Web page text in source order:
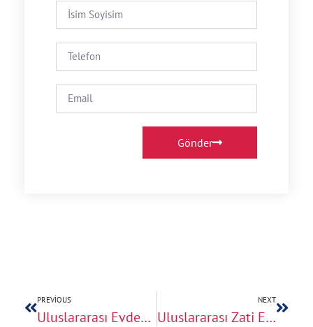
Gönder
PREVIOUS
Uluslararası Evden Eve Nakliyatta Ekspertiz Hizmetinin Önemi
NEXT
Uluslararası Zati Eşya Taşımacılığında Fiyat ve Performans Dengesi